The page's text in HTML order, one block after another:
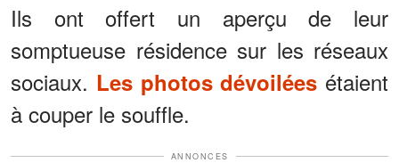
Ils ont offert un aperçu de leur
somptueuse résidence sur les réseaux
sociaux. Les photos dévoilées étaient
à couper le souffle.
ANNONCES